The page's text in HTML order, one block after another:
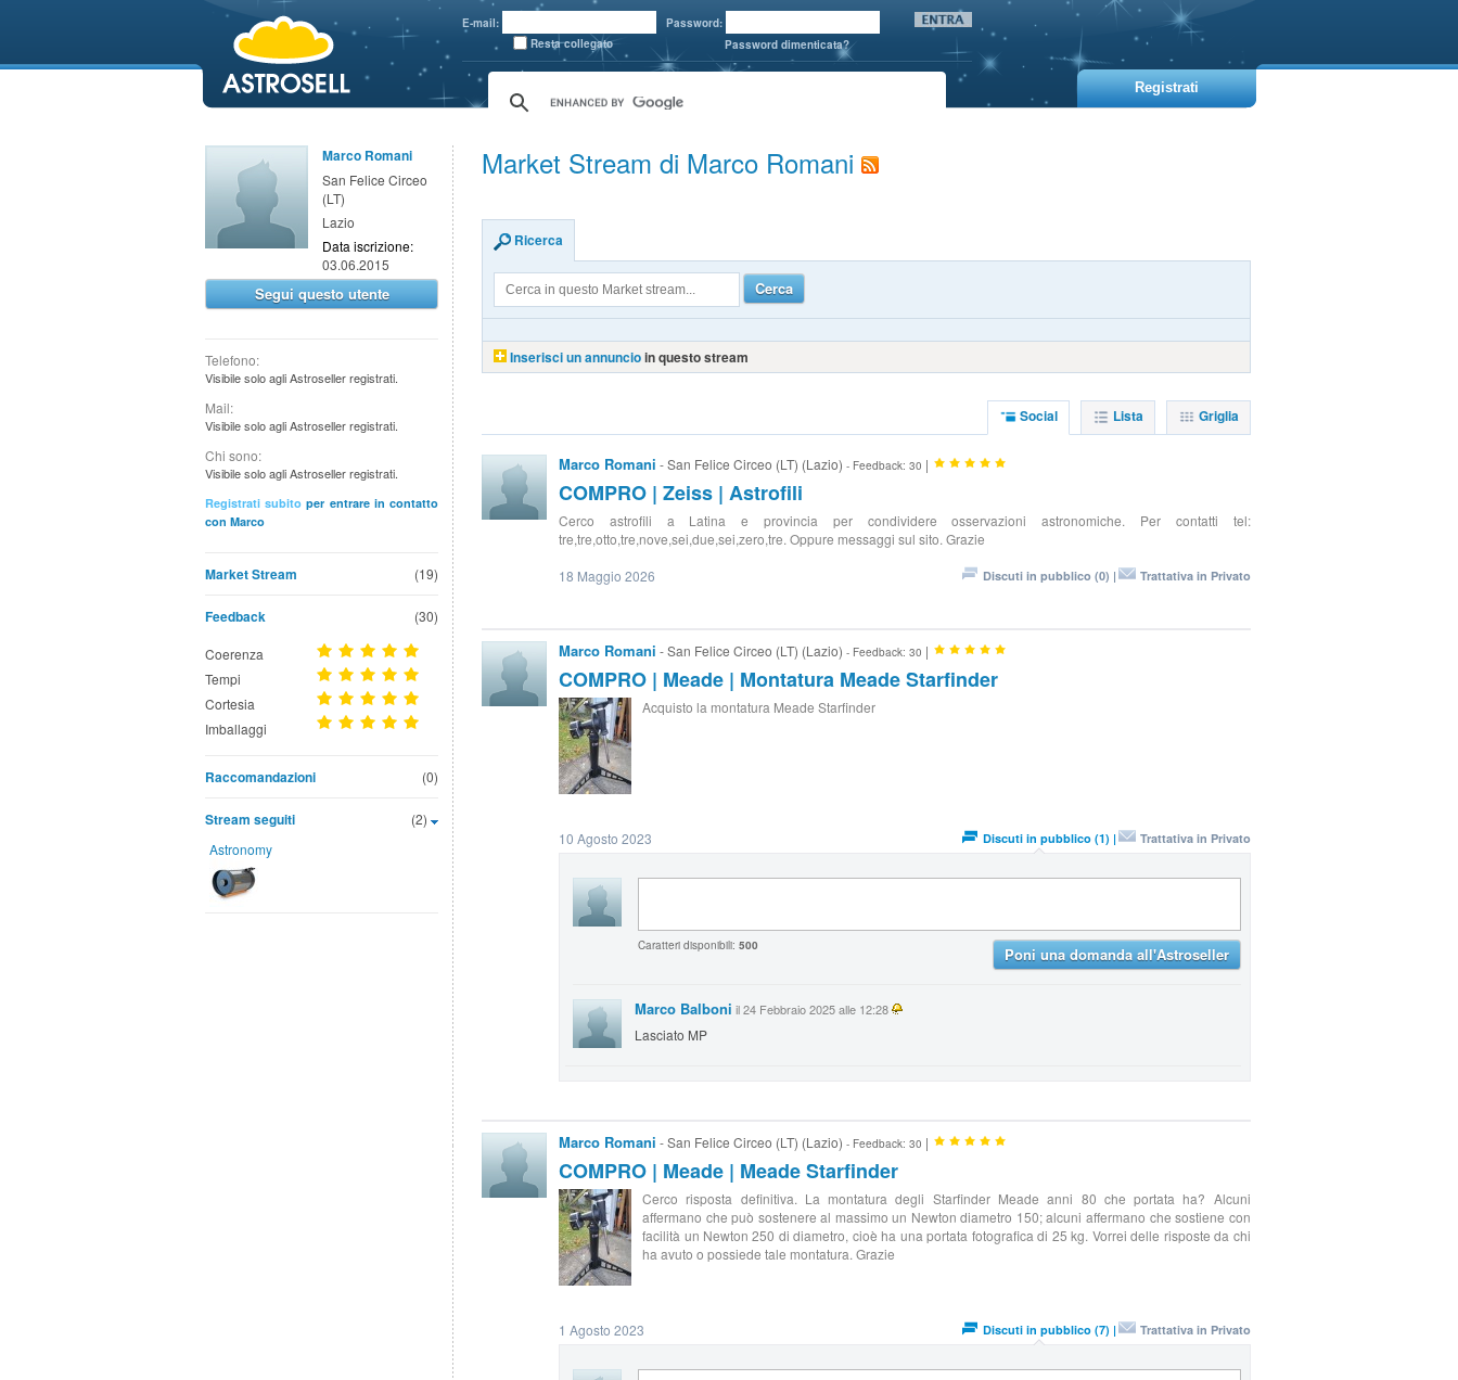
E-mail:
Password:
Resta collegato
Password dimenticata?
Registrati
Marco Romani
San Felice Circeo
(LT)
Lazio
Data iscrizione:
03.06.2015
Segui questo utente
Telefono:
Visibile solo agli Astroseller registrati.
Mail:
Visibile solo agli Astroseller registrati.
Chi sono:
Visibile solo agli Astroseller registrati.
Registrati subito per entrare in contatto
con Marco
(19)
Market Stream
Feedback (30)
Coerenza
Tempi
Cortesia
Imballaggi
(0)
Raccomandazioni
(2)
Stream seguiti
Astronomy
Market Stream di Marco Romani
Ricerca
Cerca
Inserisci un annuncioin questo stream
Griglia
Lista
Social
Marco Romani - San Felice Circeo (LT) (Lazio) - Feedback: 30 |
COMPRO | Zeiss | Astrofili
Cerco astrofili a Latina e provincia per condividere osservazioni astronomiche. Per contatti tel:
tre,tre,otto,tre,nove,sei,due,sei,zero,tre. Oppure messaggi sul sito. Grazie
18 Maggio 2026
Discuti in pubblico (0) | Trattativa in Privato
Marco Romani - San Felice Circeo (LT) (Lazio) - Feedback: 30 |
COMPRO | Meade | Montatura Meade Starfinder
Acquisto la montatura Meade Starfinder
10 Agosto 2023 Discuti in pubblico (1) | Trattativa in Privato
Caratteri disponibili:500 Poni una domanda all'Astroseller
Marco Balboni il 24 Febbraio 2025 alle 12:28
Lasciato MP
Marco Romani - San Felice Circeo (LT) (Lazio) - Feedback: 30 |
COMPRO | Meade | Meade Starfinder
Cerco risposta definitiva. La montatura degli Starfinder Meade anni 80 che portata ha? Alcuni
affermano che può sostenere al massimo un Newton diametro 150; alcuni affermano che sostiene con
facilità un Newton 250 di diametro, cioè ha una portata fotografica di 25 kg. Vorrei delle risposte da chi
ha avuto o possiede tale montatura. Grazie
1 Agosto 2023 Discuti in pubblico (7) | Trattativa in Privato